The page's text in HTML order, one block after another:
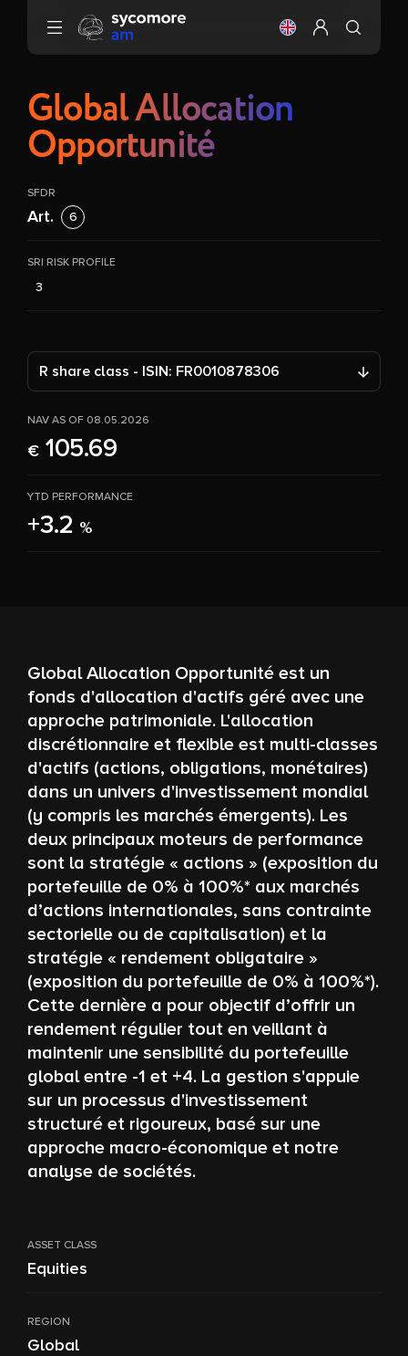
Go to content
Change the
Configure
Global Allocation
Opportunité
SFDR
Art. 6
SRI RISK PROFILE
3
R share class - ISIN: FR0010878306
NAV AS OF 08.05.2026
€ 105.69
YTD PERFORMANCE
+3.2 %
Global Allocation Opportunité est un
fonds d'allocation d'actifs géré avec une
approche patrimoniale. L'allocation
discrétionnaire et flexible est multi-classes
d'actifs (actions, obligations, monétaires)
dans un univers d'investissement mondial
(y compris les marchés émergents). Les
deux principaux moteurs de performance
sont la stratégie « actions » (exposition du
portefeuille de 0% à 100%* aux marchés
d’actions internationales, sans contrainte
sectorielle ou de capitalisation) et la
stratégie « rendement obligataire »
(exposition du portefeuille de 0% à 100%*).
Cette dernière a pour objectif d’offrir un
rendement régulier tout en veillant à
maintenir une sensibilité du portefeuille
global entre -1 et +4. La gestion s'appuie
sur un processus d'investissement
structuré et rigoureux, basé sur une
approche macro-économique et notre
analyse de sociétés.
ASSET CLASS
Equities
REGION
Global